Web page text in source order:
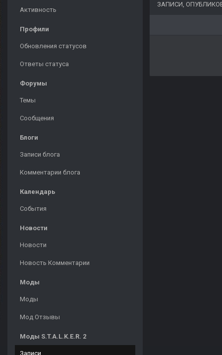
Активность
Профили
Обновления статусов
Ответы статуса
Форумы
Темы
Сообщения
Блоги
Записи блога
Комментарии блога
Календарь
События
Новости
Новости
Новость Комментарии
Моды
Моды
Мод Отзывы
Моды S.T.A.L.K.E.R. 2
Записи
ЗАПИСИ,